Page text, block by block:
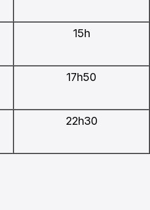
15h
17h50
22h30